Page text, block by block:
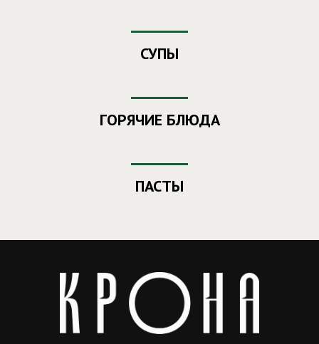
СУПЫ
ГОРЯЧИЕ БЛЮДА
ПАСТЫ